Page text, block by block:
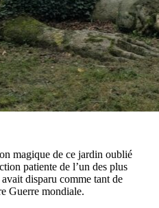
magique de ce jardin oublié
patiente de l’un des plus
disparu comme tant de
Guerre mondiale.